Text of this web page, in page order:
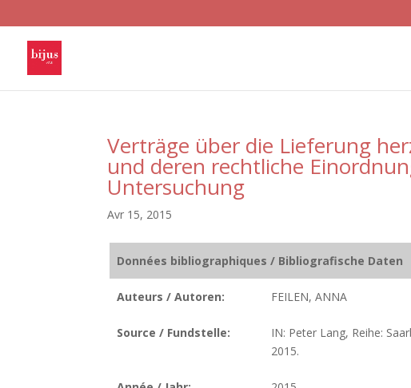
Verträge über die Lieferung
und deren rechtliche
Untersuchung
Avr 15, 2015
Données bibliographiques / Bibliografische Daten
Auteurs / Autoren: FEILEN, ANNA
Source / Fundstelle:
IN: Peter Lang, Reihe:
2015.